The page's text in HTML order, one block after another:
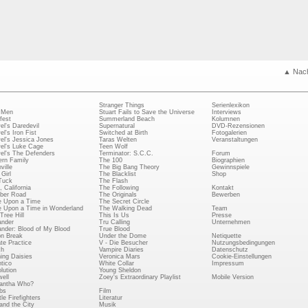
▲
Daredevil
Iron Fist
Jessica Jones
Luke Cage
The Defenders
Family
California
Road
Upon a Time
Upon a Time in Wonderland
Hill
Blood of My Blood
Break
Practice
Daisies
Who?
Firefighters
the City
Stranger Things
Stuart Fails to Save the Universe
Summerland Beach
Supernatural
Switched at Birth
Taras Welten
Teen Wolf
Terminator: S.C.C.
The 100
The Big Bang Theory
The Blacklist
The Flash
The Following
The Originals
The Secret Circle
The Walking Dead
This Is Us
Tru Calling
True Blood
Under the Dome
V - Die Besucher
Vampire Diaries
Veronica Mars
White Collar
Young Sheldon
Zoey's Extraordinary Playlist
Film
Literatur
Musik
Serienlexikon
Interviews
Kolumnen
DVD-Rezensionen
Fotogalerien
Veranstaltungen
Forum
Biographien
Gewinnspiele
Shop
Kontakt
Bewerben
Team
Presse
Unternehmen
Netiquette
Nutzungsbedingungen
Datenschutz
Cookie-Einstellungen
Impressum
Mobile Version